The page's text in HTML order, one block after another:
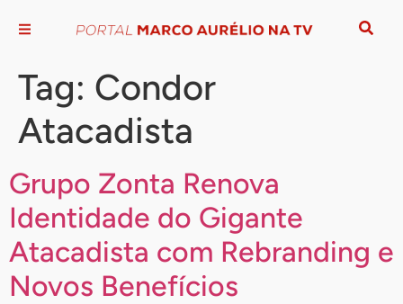
Tag: Condor
Atacadista
Grupo Zonta Renova
Identidade do Gigante
Atacadista com Rebranding e
Novos Benefícios